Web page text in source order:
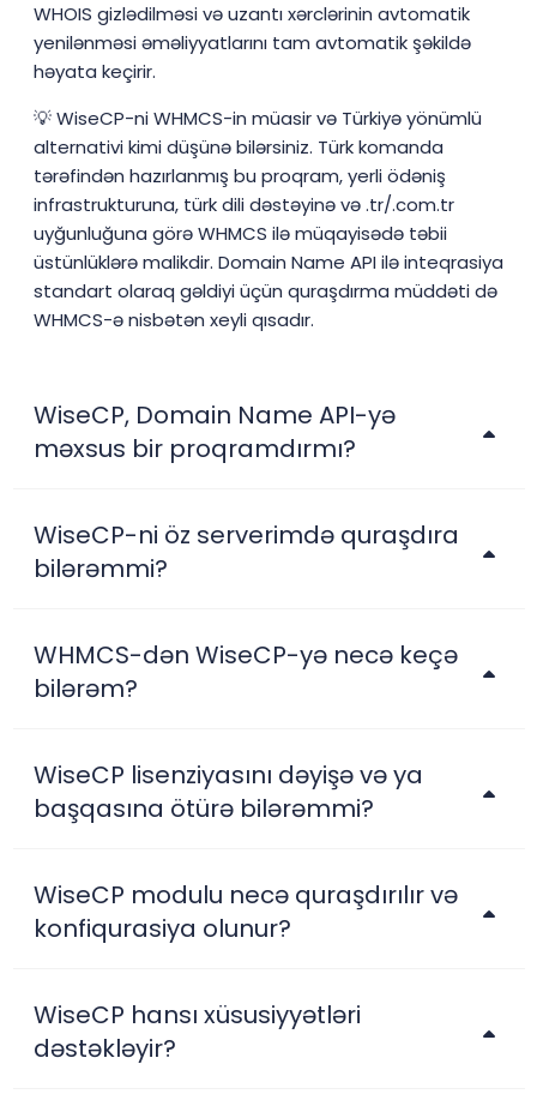
WHOIS gizlədilməsi və uzantı xərclərinin avtomatik
yenilənməsi əməliyyatlarını tam avtomatik şəkildə
həyata keçirir.
💡 WiseCP-ni WHMCS-in müasir və Türkiyə yönümlü
alternativi kimi düşünə bilərsiniz. Türk komanda
tərəfindən hazırlanmış bu proqram, yerli ödəniş
infrastrukturuna, türk dili dəstəyinə və .tr/.com.tr
uyğunluğuna görə WHMCS ilə müqayisədə təbii
üstünlüklərə malikdir. Domain Name API ilə inteqrasiya
standart olaraq gəldiyi üçün quraşdırma müddəti də
WHMCS-ə nisbətən xeyli qısadır.
WiseCP, Domain Name API-yə
məxsus bir proqramdırmı?
WiseCP-ni öz serverimdə quraşdıra
bilərəmmi?
WHMCS-dən WiseCP-yə necə keçə
bilərəm?
WiseCP lisenziyasını dəyişə və ya
başqasına ötürə bilərəmmi?
WiseCP modulu necə quraşdırılır və
konfiqurasiya olunur?
WiseCP hansı xüsusiyyətləri
dəstəkləyir?